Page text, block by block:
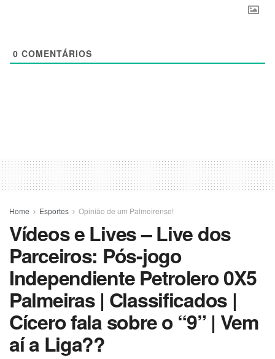
0 COMENTÁRIOS
Home Esportes Opinião de um Palmeirense!
Vídeos e Lives – Live dos
Parceiros: Pós-jogo
Independiente Petrolero 0X5
Palmeiras | Classificados |
Cícero fala sobre o “9” | Vem
aí a Liga??